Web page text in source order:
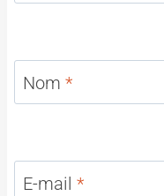
Nom *
E-mail *